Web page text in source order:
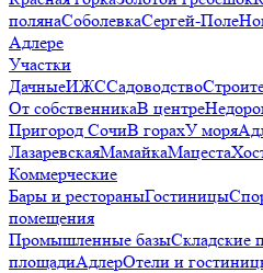
полянаСоболевкаСергей-Поле
Адлере
Участки
ДачныеИЖССадоводство
От собственникаВ центре
Пригород СочиВ горахУ моря
ЛазаревскаяМамайкаМацеста
Коммерческие
Бары и рестораныГостиницы
помещения
Промышленные базыСкладские
площадиАдлерОтели и